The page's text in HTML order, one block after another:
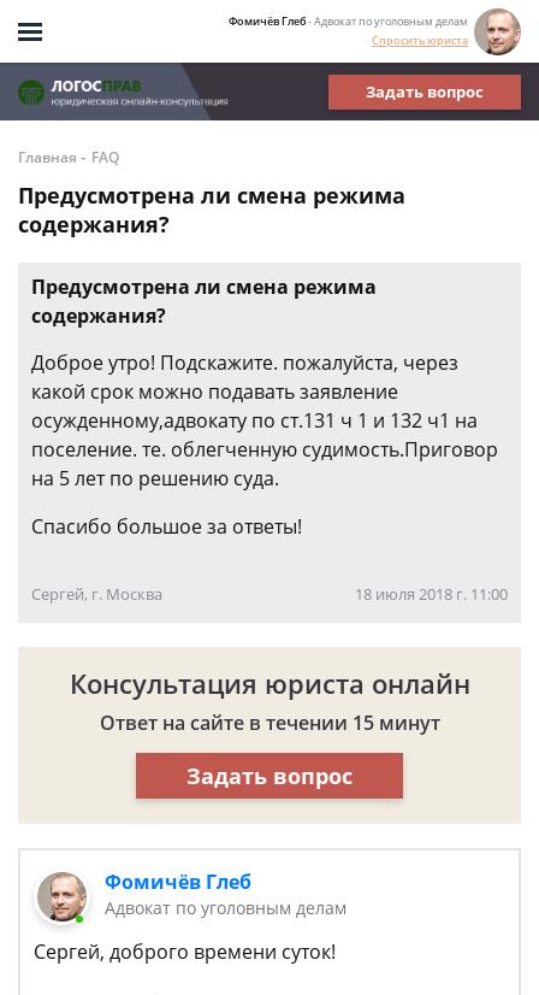
Фомичёв Глеб- Адвокат по уголовным делам
Спросить юриста
Задать вопрос
Главная - FAQ
Предусмотрена ли смена режима
содержания?
Предусмотрена ли смена режима
содержания?
Доброе утро! Подскажите. пожалуйста, через
какой срок можно подавать заявление
осужденному,адвокату по ст.131 ч 1 и 132 ч1 на
поселение. те. облегченную судимость.Приговор
на 5 лет по решению суда.
Спасибо большое за ответы!
Сергей, г. Москва 18 июля 2018 г. 11:00
Консультация юриста онлайн
Ответ на сайте в течении 15 минут
Задать вопрос
Фомичёв Глеб
Адвокат по уголовным делам
Сергей, доброго времени суток!